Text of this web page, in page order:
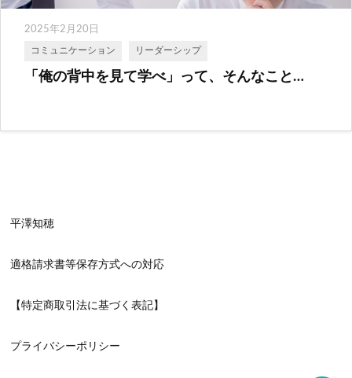
2025年2月20日
コミュニケーション リーダーシップ
「俺の背中を見て学べ」って、そんなこと…
平澤知穂
適格請求書等保存方式への対応
【特定商取引法に基づく表記】
プライバシーポリシー